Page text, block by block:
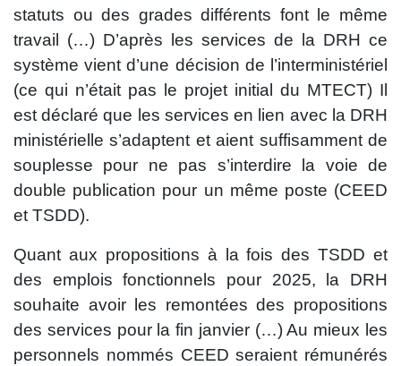
statuts ou des grades différents font le même
travail (…) D’après les services de la DRH ce
système vient d’une décision de l’interministériel
(ce qui n’était pas le projet initial du MTECT) Il
est déclaré que les services en lien avec la DRH
ministérielle s’adaptent et aient suffisamment de
souplesse pour ne pas s’interdire la voie de
double publication pour un même poste (CEED
et TSDD).
Quant aux propositions à la fois des TSDD et
des emplois fonctionnels pour 2025, la DRH
souhaite avoir les remontées des propositions
des services pour la fin janvier (…) Au mieux les
personnels nommés CEED seraient rémunérés